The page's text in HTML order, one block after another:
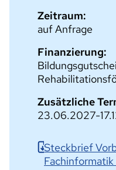
Zeitraum:
auf Anfrage
Finanzierung:
Zusätzliche
23.06.2027-
Steckbrief